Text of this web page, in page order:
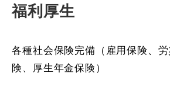
福利厚生
各種社会保険完備（雇用保険、
険、厚生年金保険）